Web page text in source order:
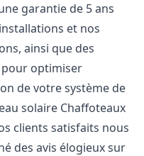
garantie de 5 ans
et nos
ainsi que des
pour optimiser
de votre système de
solaire Chaffoteaux
clients satisfaits nous
des avis élogieux sur